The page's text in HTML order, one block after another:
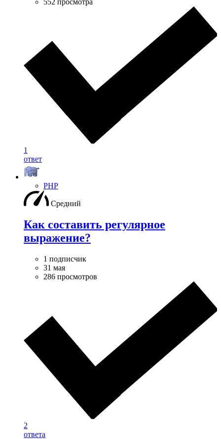
1
ответ
PHP
Средний
Как составить регулярное
выражение?
1 подписчик
31 мая
286 просмотров
2
ответа